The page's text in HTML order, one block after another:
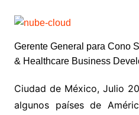
Gerente General para Cono
& Healthcare Business
Ciudad de México, Julio
algunos países de